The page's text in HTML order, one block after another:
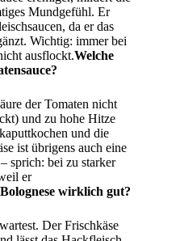
Mundgefühl. Er
da er das
Wichtig: immer bei
ausflockt.Welche
der Tomaten nicht
und zu hohe Hitze
und die
ist übrigens auch eine
sprich: bei zu starker
er
wirklich gut?
Der Frischkäse